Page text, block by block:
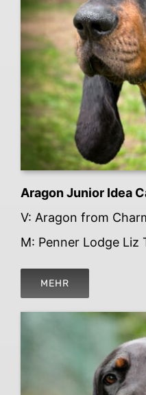
Aragon Junior Idea
V: Aragon from
M: Penner Lodge Liz
MEHR